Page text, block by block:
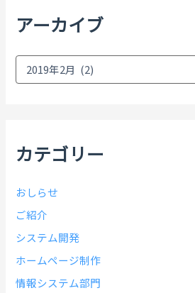
アーカイブ
ア
カテゴリー
おしらせ
ご紹介
システム開発
ホームページ制作
情報システム部門